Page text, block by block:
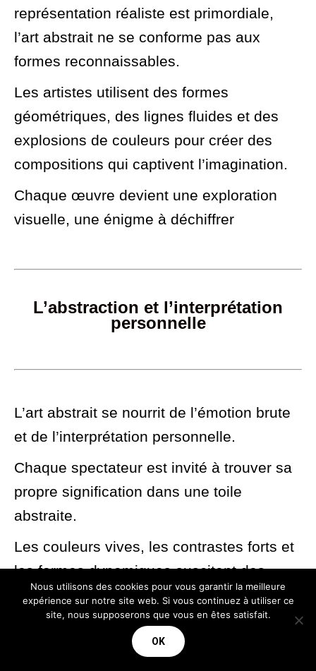
représentation réaliste est primordiale,
l’art abstrait ne se conforme pas aux
formes reconnaissables.
Les artistes utilisent des formes
géométriques, des lignes fluides et des
explosions de couleurs pour créer des
compositions qui captivent l’imagination.
Chaque œuvre devient une exploration
visuelle, une énigme à déchiffrer
L’abstraction et l’interprétation
personnelle
L’art abstrait se nourrit de l’émotion brute
et de l’interprétation personnelle.
Chaque spectateur est invité à trouver sa
propre signification dans une toile
abstraite.
Les couleurs vives, les contrastes forts et
les formes dynamiques suscitent des
réponses émotionnelles uniques chez
chaque observateur.
C’est une conversation visuelle où chacun
Nous utilisons des cookies pour vous garantir la meilleure
expérience sur notre site web. Si vous continuez à utiliser ce
site, nous supposerons que vous en êtes satisfait.
OK